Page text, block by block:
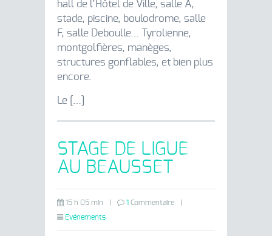
hall de l’Hôtel de Ville, salle A,
stade, piscine, boulodrome, salle
F, salle Deboulle… Tyrolienne,
montgolfières, manèges,
structures gonflables, et bien plus
encore.
Le […]
STAGE DE LIGUE
AU BEAUSSET
15 h 05 min 1 Commentaire
Evénements